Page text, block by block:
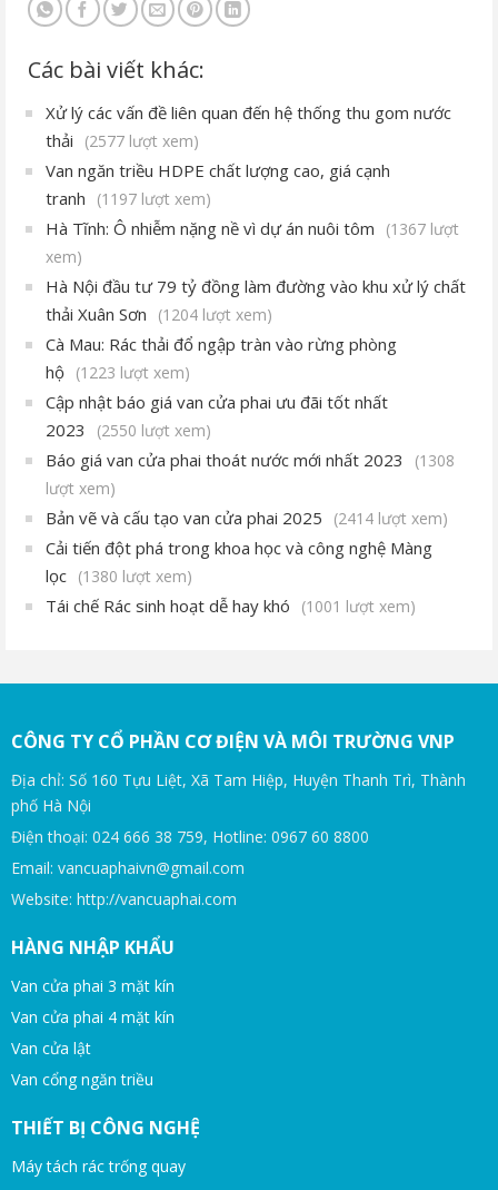
Các bài viết khác:
Xử lý các vấn đề liên quan đến hệ thống thu gom nước
thải
(2577 lượt xem)
Van ngăn triều HDPE chất lượng cao, giá cạnh
tranh
(1197 lượt xem)
Hà Tĩnh: Ô nhiễm nặng nề vì dự án nuôi tôm
(1367 lượt
xem)
Hà Nội đầu tư 79 tỷ đồng làm đường vào khu xử lý chất
thải Xuân Sơn
(1204 lượt xem)
Cà Mau: Rác thải đổ ngập tràn vào rừng phòng
hộ (1223 lượt xem)
Cập nhật báo giá van cửa phai ưu đãi tốt nhất
2023
(2550 lượt xem)
Báo giá van cửa phai thoát nước mới nhất 2023
(1308
lượt xem)
Bản vẽ và cấu tạo van cửa phai 2025 (2414 lượt xem)
Cải tiến đột phá trong khoa học và công nghệ Màng
lọc (1380 lượt xem)
Tái chế Rác sinh hoạt dễ hay khó (1001 lượt xem)
CÔNG TY CỔ PHẦN CƠ ĐIỆN VÀ MÔI TRƯỜNG VNP
Địa chỉ: Số 160 Tựu Liệt, Xã Tam Hiệp, Huyện Thanh Trì, Thành
phố Hà Nội
Điện thoại: 024 666 38 759, Hotline: 0967 60 8800
Email: vancuaphaivn@gmail.com
Website: http://vancuaphai.com
HÀNG NHẬP KHẨU
Van cửa phai 3 mặt kín
Van cửa phai 4 mặt kín
Van cửa lật
Van cổng ngăn triều
THIẾT BỊ CÔNG NGHỆ
Máy tách rác trống quay